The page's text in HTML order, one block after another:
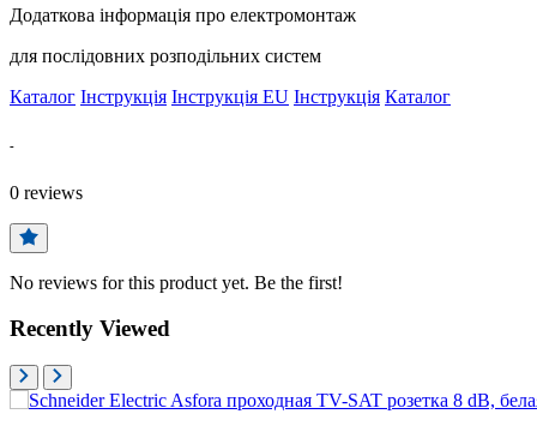
Додаткова інформація про електромонтаж
для послідовних розподільних систем
Каталог Інструкція Інструкція EU Інструкція Каталог
-
0 reviews
No reviews for this product yet. Be the first!
Recently Viewed